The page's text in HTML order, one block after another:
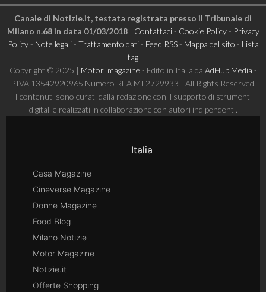
Canale di Notizie.it, testata registrata presso il Tribunale di
Milano n.68 in data 01/03/2018| Contattaci- Cookie Policy- Privacy
Policy- Note legali- Trattamento dati- Feed RSS- Mappa del sito - Lista
tag
Copyright © 2025 | Motori magazine - Edito in Italia da AdHub Media -
P.IVA 13542920965 Numero REA MI 2729933 - All Rights Reserved.
I contenuti sono curati dalla redazione con il supporto di strumenti
digitali e realizzati in collaborazione con autori indipendenti.
Italia
Casa Magazine
Cineverse Magazine
Donne Magazine
Food Blog
Milano Notizie
Motor Magazine
Notizie.it
Offerte Shopping